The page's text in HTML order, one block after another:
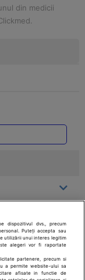
din medicii
dispozitivul dvs., precum
Puteți accepta sau
utilizării unui interes legitim
alegeri vor fi raportate
partenere, precum si
a permite website-ului sa
afisate in functie de